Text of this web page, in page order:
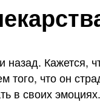
назад. Кажется,
того, что он
в своих